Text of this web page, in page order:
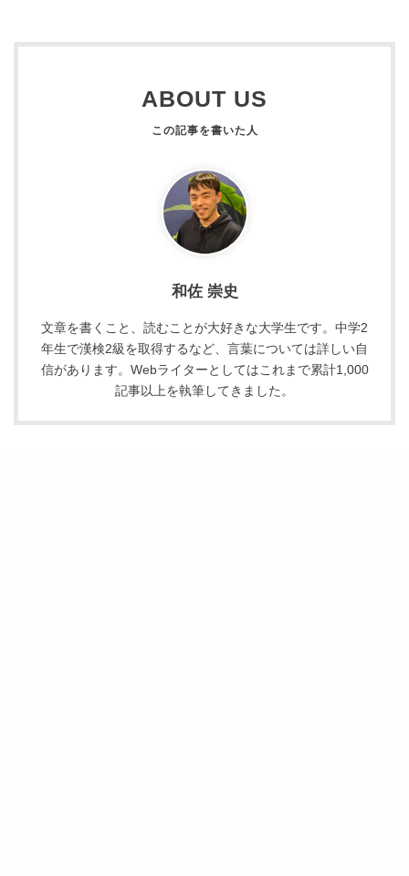
ABOUT US
和佐 崇史
文章を書くこと、読むことが大好きな大学生です。中学2
年生で漢検2級を取得するなど、言葉については詳しい自
信があります。Webライターとしてはこれまで累計1,000
記事以上を執筆してきました。